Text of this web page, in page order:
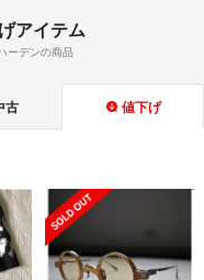
アイテム
ーデンの商品
古 値下げ